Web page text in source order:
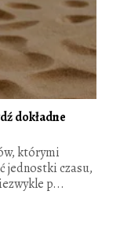
dokładne
którymi
jednostki czasu,
p...